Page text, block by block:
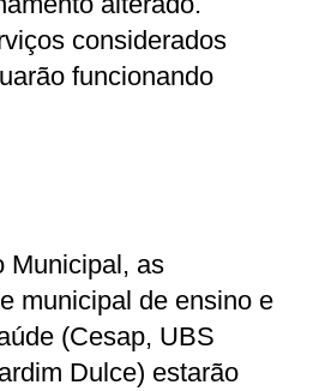
considerados
funcionando
Municipal, as
municipal de ensino e
(Cesap, UBS
Dulce) estarão